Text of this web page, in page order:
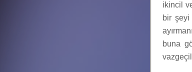
ikincil
bir şeyi
buna